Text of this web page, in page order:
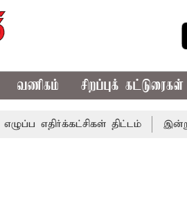
வணிகம் சிறப்புக் கட்டுரைகள்
திட்டம் இன்று